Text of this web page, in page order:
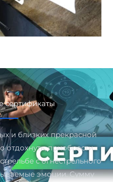
сертификаты
и близких прекрасной
приобрести
с огнестрельного
эмоции. Сумму